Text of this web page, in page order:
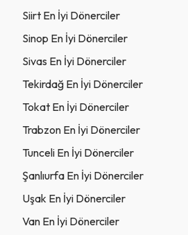
Siirt En İyi Dönerciler
Sinop En İyi Dönerciler
Sivas En İyi Dönerciler
Tekirdağ En İyi Dönerciler
Tokat En İyi Dönerciler
Trabzon En İyi Dönerciler
Tunceli En İyi Dönerciler
Şanlıurfa En İyi Dönerciler
Uşak En İyi Dönerciler
Van En İyi Dönerciler